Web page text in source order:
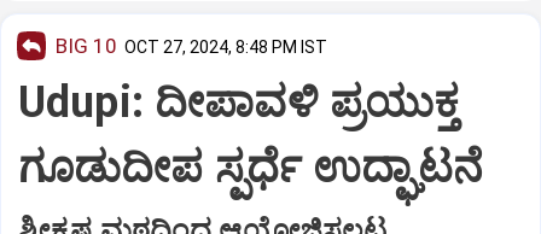
BIG 10 OCT 27, 2024, 8:48 PM IST
Udupi: ದೀಪಾವಳಿ ಪ್ರಯುಕ್ತ
ಗೂಡುದೀಪ ಸ್ಪರ್ಧೆ ಉದ್ಘಾಟನೆ